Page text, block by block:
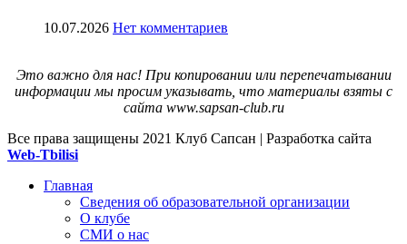
10.07.2026 Нет комментариев
Это важно для нас! При копировании или перепечатывании
информации мы просим указывать, что материалы взяты с
сайта www.sapsan-club.ru
Все права защищены 2021 Клуб Сапсан | Разработка сайта
Web-Tbilisi
Главная
Сведения об образовательной организации
О клубе
СМИ о нас